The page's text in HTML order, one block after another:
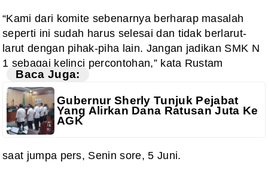
“Kami dari komite sebenarnya berharap masalah
seperti ini sudah harus selesai dan tidak berlarut-
larut dengan pihak-piha lain. Jangan jadikan SMK N
1 sebagai kelinci percontohan,” kata Rustam
Baca Juga:
Gubernur Sherly Tunjuk Pejabat
Yang Alirkan Dana Ratusan Juta Ke
AGK
saat jumpa pers, Senin sore, 5 Juni.